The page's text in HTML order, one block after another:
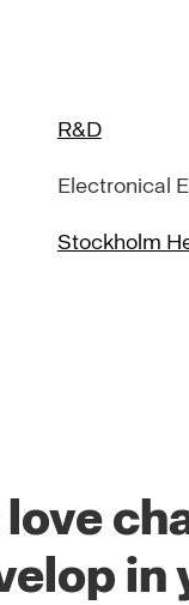
R&D
Electronical
Stockholm
in